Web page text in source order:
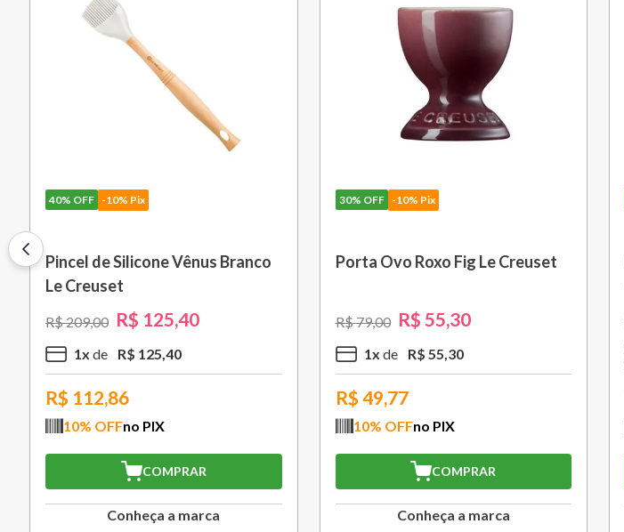
40% OFF -10% Pix
Pincel de Silicone Vênus Branco
Le Creuset
R$209,00 R$ 125,40
1x R$ 125 ,40
R$ 112,86
10% OFFno PIX
COMPRAR
Conheça a marca
30% OFF -10% Pix
Porta Ovo Roxo Fig Le Creuset
R$79,00 R$ 55,30
1x R$ 55 30
R$ 49,77
10% OFFno PIX
COMPRAR
Conheça a marca